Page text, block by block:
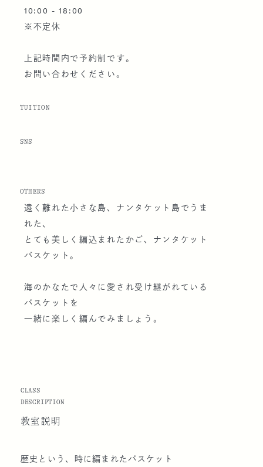
10:00 - 18:00
※不定休
上記時間内で予約制です。
お問い合わせください。
TUITION
SNS
OTHERS
遠く離れた小さな島、ナンタケット島でうま
れた、
とても美しく編込まれたかご、ナンタケット
バスケット。
海のかなたで人々に愛され受け継がれている
バスケットを
一緒に楽しく編んでみましょう。
CLASS
DESCRIPTION
教室説明
歴史という、時に編まれたバスケット